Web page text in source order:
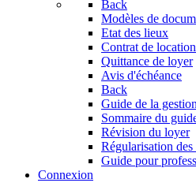
Back
Modèles de
Etat des lieux
Contrat de
Quittance de loyer
Avis d'échéance
Back
Guide de la
Sommaire du
Révision du loyer
Régularisation des
Guide pour
Connexion